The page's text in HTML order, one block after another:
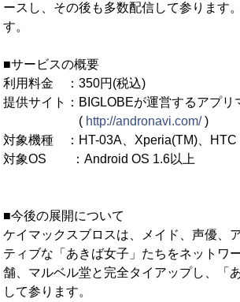
ースし、その後も多数配信して参ります
す。
■サービスの概要
利用料金 ：350円(税込)
提供サイト：BIGLOBEが運営するアプリ
( http://andronavi.com/)
対象機種 ：HT-03A、Xperia(TM)、HTC
対象OS ：Android OS 1.6以上
■今後の展開について
ケイマックスブロスは、メイド、声優、
ティブな「あきば女子」たちをネットワ
舗、マルベル堂と完全タイアップし、「
して参ります。